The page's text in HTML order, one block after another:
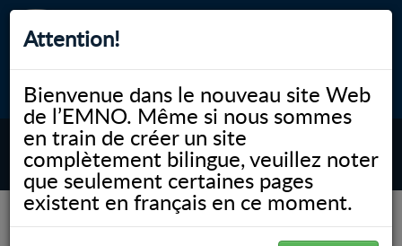
Attention!
Bienvenue dans le nouveau site Web
de l’EMNO. Même si nous sommes
en train de créer un site
complètement bilingue, veuillez noter
que seulement certaines pages
existent en français en ce moment.
myNOSM Accessibilité A- A+ English
MENU
NOSM.ca Gallery(Page 100)